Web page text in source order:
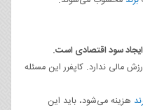
سود اقتصادی است.
مالی ندارد. کاپفرر این مسئله
هزینه می‌شود، باید این